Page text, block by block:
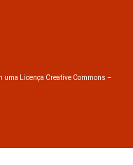
uma Licença Creative Commons –